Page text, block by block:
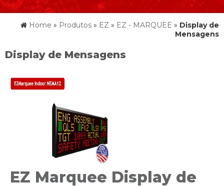
Home » Produtos » EZ » EZ - MARQUEE » Display de
Mensagens
Display de Mensagens
EZ Marquee Display de